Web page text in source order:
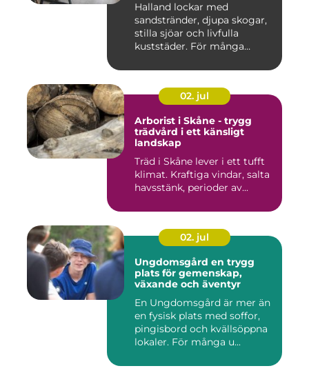
Halland lockar med
sandstränder, djupa skogar,
stilla sjöar och livfulla
kuststäder. För många
02. jul
Arborist i Skåne - trygg
trädvård i ett känsligt
landskap
Träd i Skåne lever i ett tufft
klimat. Kraftiga vindar, salta
havsstänk, perioder av...
02. jul
Ungdomsgård en trygg
plats för gemenskap,
växande och äventyr
En Ungdomsgård är mer än
en fysisk plats med soffor,
pingisbord och kvällsöppna
lokaler. För många u...